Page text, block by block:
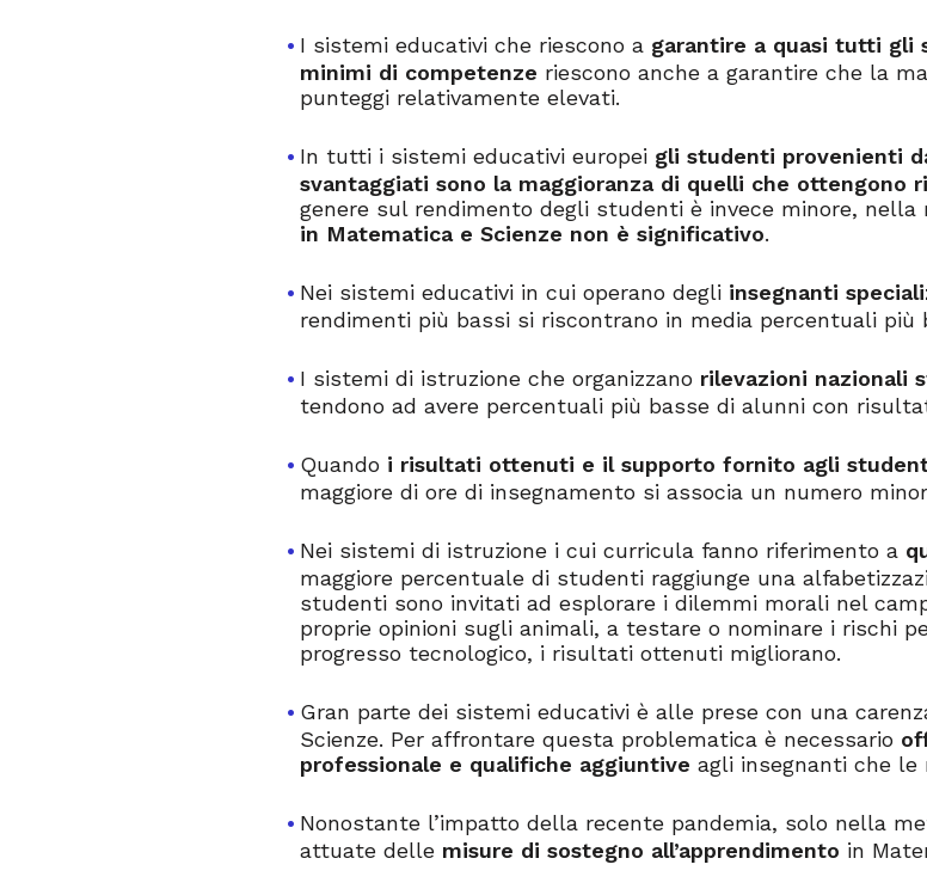
I sistemi educativi che riescono a garantire a quasi tutti gli
minimi di competenze riescono anche a garantire che la
punteggi relativamente elevati.
In tutti i sistemi educativi europei gli studenti provenienti
svantaggiati sono la maggioranza di quelli che ottengono
genere sul rendimento degli studenti è invece minore, nella
in Matematica e Scienze non è significativo.
Nei sistemi educativi in ​​cui operano degli insegnanti
rendimenti più bassi si riscontrano in media percentuali più
I sistemi di istruzione che organizzano rilevazioni nazionali
tendono ad avere percentuali più basse di alunni con
Quando i risultati ottenuti e il supporto fornito agli
maggiore di ore di insegnamento si associa un numero
Nei sistemi di istruzione i cui curricula fanno riferimento a
maggiore percentuale di studenti raggiunge una
studenti sono invitati ad esplorare i dilemmi morali nel
proprie opinioni sugli animali, a testare o nominare i rischi
progresso tecnologico, i risultati ottenuti migliorano.
Gran parte dei sistemi educativi è alle prese con una
Scienze. Per affrontare questa problematica è necessario
professionale e qualifiche aggiuntive agli insegnanti che le
Nonostante l’impatto della recente pandemia, solo nella
attuate delle misure di sostegno all’apprendimento in